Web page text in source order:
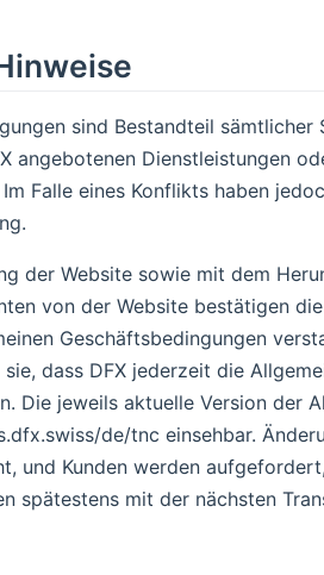
sind Bestandteil sämtlicher
angebotenen Dienstleistungen
Falle eines Konflikts haben
der Website sowie mit dem
von der Website bestätigen
Geschäftsbedingungen
dass DFX jederzeit die
Die jeweils aktuelle Version der
de/tnc einsehbar.
und Kunden werden
spätestens mit der nächsten